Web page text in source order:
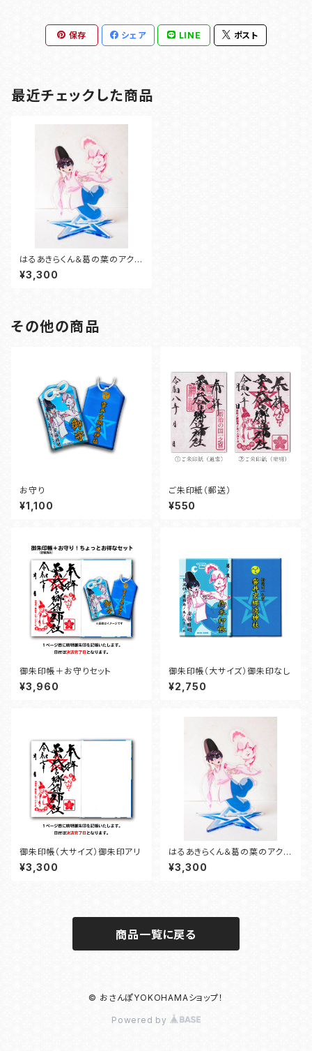
保存 シェア LINE ポスト
最近チェックした商品
はるあきらくん＆葛の葉のアクス
タ
¥3,300
その他の商品
お守り
¥1,100
ご朱印紙（郵送）
¥550
御朱印帳＋お守りセット
¥3,960
御朱印帳（大サイズ）御朱印なし
¥2,750
御朱印帳（大サイズ）御朱印アリ
¥3,300
はるあきらくん＆葛の葉のアクス
タ
¥3,300
商品一覧に戻る
© おさんぽYOKOHAMAショップ！
Powered by